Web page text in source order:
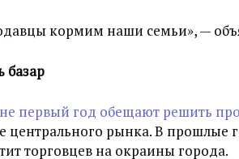
кормим наши семьи», —
базар
не первый год обещают решить
центрального рынка. В прошлые
торговцев на окраины города.